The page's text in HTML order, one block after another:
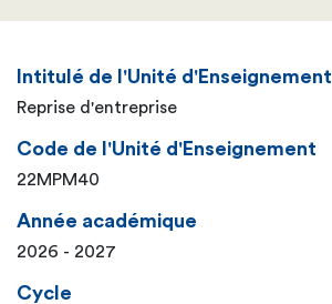
Intitulé de l'Unité d'Enseignement
Reprise d'entreprise
Code de l'Unité d'Enseignement
22MPM40
Année académique
2026 - 2027
Cycle